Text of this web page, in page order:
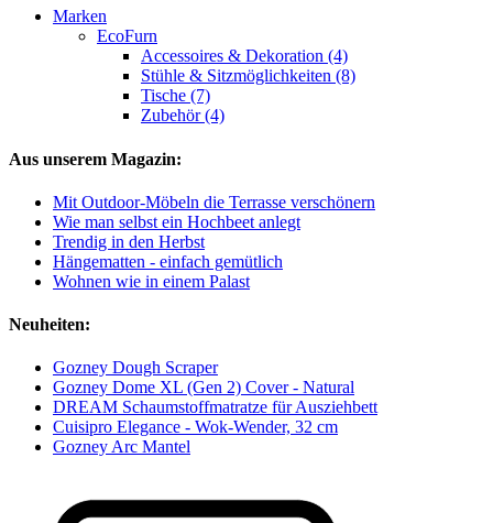
Marken
EcoFurn
Accessoires & Dekoration (4)
Stühle & Sitzmöglichkeiten (8)
Tische (7)
Zubehör (4)
Aus unserem Magazin:
Mit Outdoor-Möbeln die Terrasse verschönern
Wie man selbst ein Hochbeet anlegt
Trendig in den Herbst
Hängematten - einfach gemütlich
Wohnen wie in einem Palast
Neuheiten:
Gozney Dough Scraper
Gozney Dome XL (Gen 2) Cover - Natural
DREAM Schaumstoffmatratze für Ausziehbett
Cuisipro Elegance - Wok-Wender, 32 cm
Gozney Arc Mantel